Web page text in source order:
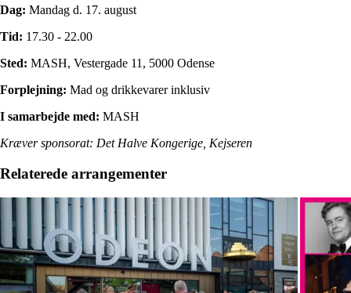
Dag: Mandag d. 17. august
Tid: 17.30 - 22.00
Sted: MASH, Vestergade 11, 5000 Odense
Forplejning: Mad og drikkevarer inklusiv
I samarbejde med: MASH
Kræver sponsorat: Det Halve Kongerige, Kejseren
Relaterede arrangementer